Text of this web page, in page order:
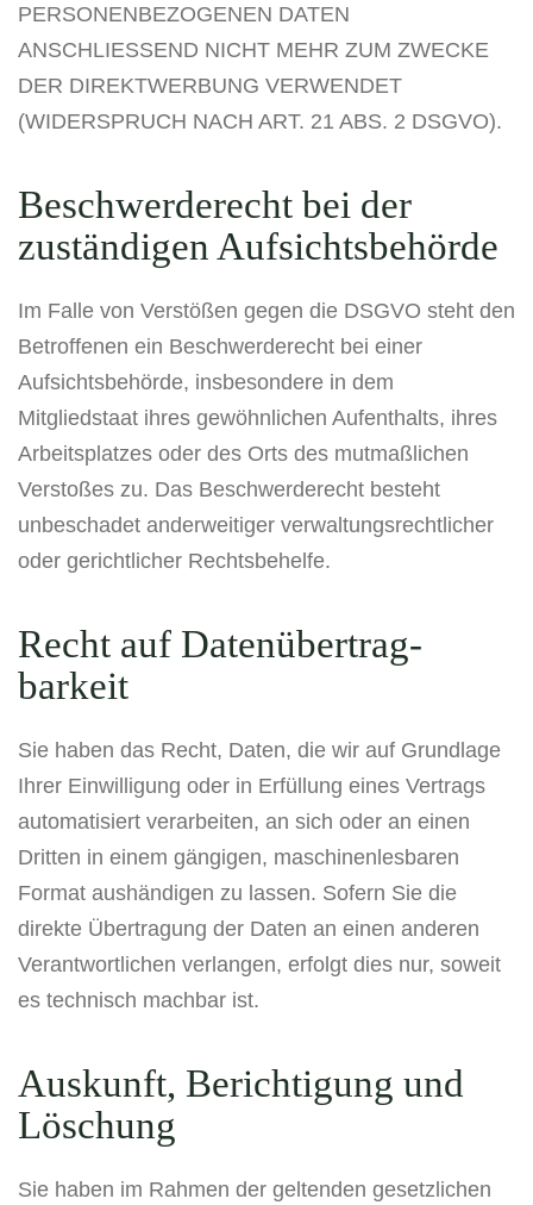
PERSONENBEZOGENEN DATEN
ANSCHLIESSEND NICHT MEHR ZUM ZWECKE
DER DIREKTWERBUNG VERWENDET
(WIDERSPRUCH NACH ART. 21 ABS. 2 DSGVO).
Beschwerde­recht bei der
zuständigen Aufsichts­behörde
Im Falle von Verstößen gegen die DSGVO steht den
Betroffenen ein Beschwerderecht bei einer
Aufsichtsbehörde, insbesondere in dem
Mitgliedstaat ihres gewöhnlichen Aufenthalts, ihres
Arbeitsplatzes oder des Orts des mutmaßlichen
Verstoßes zu. Das Beschwerderecht besteht
unbeschadet anderweitiger verwaltungsrechtlicher
oder gerichtlicher Rechtsbehelfe.
Recht auf Daten­übertrag­
barkeit
Sie haben das Recht, Daten, die wir auf Grundlage
Ihrer Einwilligung oder in Erfüllung eines Vertrags
automatisiert verarbeiten, an sich oder an einen
Dritten in einem gängigen, maschinenlesbaren
Format aushändigen zu lassen. Sofern Sie die
direkte Übertragung der Daten an einen anderen
Verantwortlichen verlangen, erfolgt dies nur, soweit
es technisch machbar ist.
Auskunft, Berichtigung und
Löschung
Sie haben im Rahmen der geltenden gesetzlichen